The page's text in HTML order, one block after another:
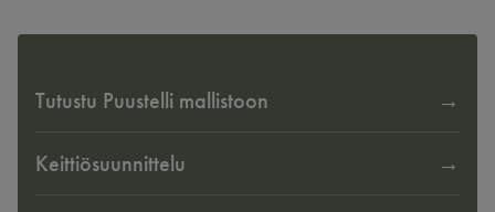
Tutustu Puustelli mallistoon
Keittiösuunnittelu